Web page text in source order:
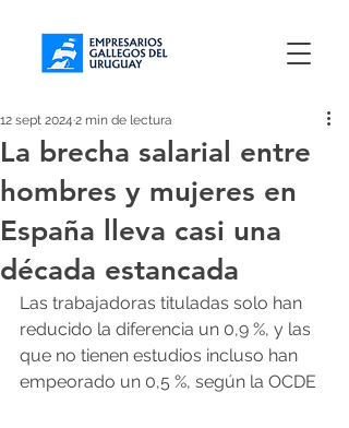
La brecha salarial entre
hombres y mujeres en
España lleva casi una
década estancada
12 sept 2024 2 min de lectura
Las trabajadoras tituladas solo han
reducido la diferencia un 0,9 %, y las
que no tienen estudios incluso han
empeorado un 0,5 %, según la OCDE